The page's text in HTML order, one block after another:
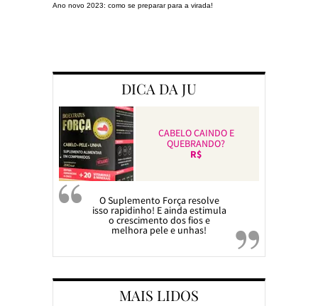
Ano novo 2023: como se preparar para a virada!
DICA DA JU
CABELO CAINDO E
QUEBRANDO?
R$
O Suplemento Força resolve
isso rapidinho! E ainda estimula
o crescimento dos fios e
melhora pele e unhas!
MAIS LIDOS